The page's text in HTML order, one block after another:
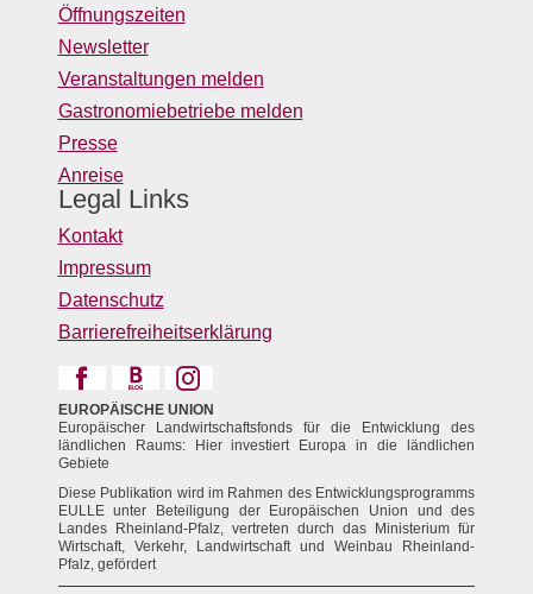
Öffnungszeiten
Newsletter
Veranstaltungen melden
Gastronomiebetriebe melden
Presse
Anreise
Legal Links
Kontakt
Impressum
Datenschutz
Barrierefreiheitserklärung
EUROPÄISCHE UNION
Europäischer Landwirtschaftsfonds für die Entwicklung des
ländlichen Raums: Hier investiert Europa in die ländlichen
Gebiete
Diese Publikation wird im Rahmen des Entwicklungsprogramms
EULLE unter Beteiligung der Europäischen Union und des
Landes Rheinland-Pfalz, vertreten durch das Ministerium für
Wirtschaft, Verkehr, Landwirtschaft und Weinbau Rheinland-
Pfalz, gefördert